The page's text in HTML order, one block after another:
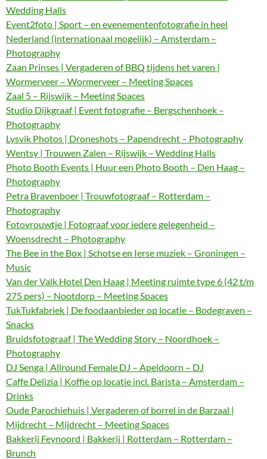
Wedding Halls
Event2foto | Sport – en evenementenfotografie in heel
Nederland (internationaal mogelijk) – Amsterdam –
Photography
Zaan Prinses | Vergaderen of BBQ tijdens het varen |
Wormerveer – Wormerveer – Meeting Spaces
Zaal 5 – Rijswijk – Meeting Spaces
Studio Dijkgraaf | Event fotografie – Bergschenhoek –
Photography
Lysvik Photos | Droneshots – Papendrecht – Photography
Wentsy | Trouwen Zalen – Rijswijk – Wedding Halls
Photo Booth Events | Huur een Photo Booth – Den Haag –
Photography
Petra Bravenboer | Trouwfotograaf – Rotterdam –
Photography
Fotovrouwtje | Fotograaf voor iedere gelegenheid –
Woensdrecht – Photography
The Bee in the Box | Schotse en Ierse muziek – Groningen –
Music
Van der Valk Hotel Den Haag | Meeting ruimte type 6 (42 t/m
275 pers) – Nootdorp – Meeting Spaces
TukTukfabriek | De foodaanbieder op locatie – Bodegraven –
Snacks
Bruidsfotograaf | The Wedding Story – Noordhoek –
Photography
DJ Senga | Allround Female DJ – Apeldoorn – DJ
Caffe Delizia | Koffie op locatie incl. Barista – Amsterdam –
Drinks
Oude Parochiehuis | Vergaderen of borrel in de Barzaal |
Mijdrecht – Mijdrecht – Meeting Spaces
Bakkerij Feynoord | Bakkerij | Rotterdam – Rotterdam –
Brunch